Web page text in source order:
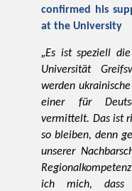
confirmed his
at the University
„Es ist speziell
Universität
werden
einer für
vermittelt. Das ist
so bleiben, denn
unserer
ich mich, dass